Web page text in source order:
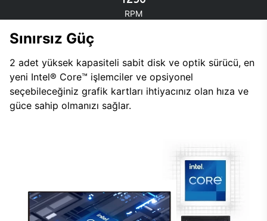
RPM
Sınırsız Güç
2 adet yüksek kapasiteli sabit disk ve optik sürücü, en
yeni Intel® Core™ işlemciler ve opsiyonel
seçebileceğiniz grafik kartları ihtiyacınız olan hıza ve
güce sahip olmanızı sağlar.